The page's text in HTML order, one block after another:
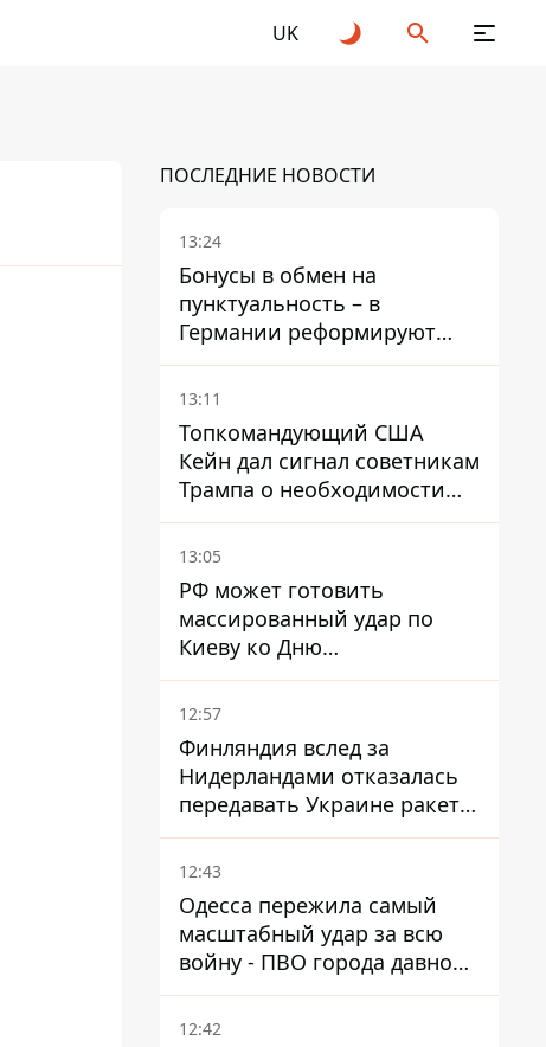
UK
ПОСЛЕДНИЕ НОВОСТИ
13:24
Бонусы в обмен на
пунктуальность – в
Германии реформируют
премирование руководства
Deutsche Bahn
13:11
Топкомандующий США
Кейн дал сигнал советникам
Трампа о необходимости
заканчивать войну с
Ираном – СМИ
13:05
РФ может готовить
массированный удар по
Киеву ко Дню
Независимости - Институт
изучения войны
12:57
Финляндия вслед за
Нидерландами отказалась
передавать Украине ракеты
ПВО Patriot
12:43
Одесса пережила самый
масштабный удар за всю
войну - ПВО города давно
нуждается в усилении
12:42